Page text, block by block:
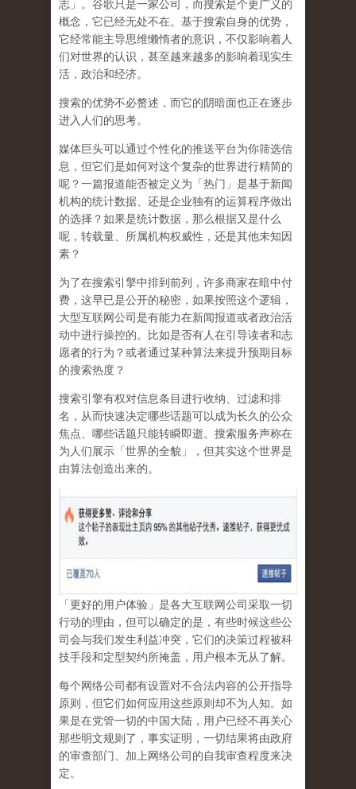
志」。谷歌只是一家公司，而搜索是个更广义的
概念，它已经无处不在。基于搜索自身的优势，
它经常能主导思维懒惰者的意识，不仅影响着人
们对世界的认识， 甚至越来越多的影响着现实生
活，政治和经济。
搜索的优势不必赘述，而它的阴暗面也正在逐步
进入人们的思考。
媒体巨头可以通过个性化的推送平台为你筛选信
息，但它们是如何对这个复杂的世界进行精简的
呢？一篇报道能否被定义为「热门」是基于新闻
机构的统计数据、还是企业独有的运算程序做出
的选择？如果是统计数据，那么根据又是什么
呢，转载量、所属机构权威性，还是其他未知因
素？
为了在搜索引擎中排到前列，许多商家在暗中付
费，这早已是公开的秘密，如果按照这个逻辑，
大型互联网公司是有能力在新闻报道或者政治活
动中进行操控的。比如是否有人在引导读者和志
愿者的行为？或者通过某种算法来提升预期目标
的搜索热度？
搜索引擎有权对信息条目进行收纳、过滤和排
名，从而快速决定哪些话题可以成为长久的公众
焦点、哪些话题只能转瞬即逝。搜索服务声称在
为人们展示「世界的全貌」，但其实这个世界是
由算法创造出来的。
「更好的用户体验」是各大互联网公司采取一切
行动的理由，但可以确定的是，有些时候这些公
司会与我们发生利益冲突，它们的决策过程被科
技手段和定型契约所掩盖，用户根本无从了解。
每个网络公司都有设置对不合法内容的公开指导
原则，但它们如何应用这些原则却不为人知。如
果是在党管一切的中国大陆，用户已经不再关心
那些明文规则了，事实证明， 一切结果将由政府
的审查部门、加上网络公司的自我审查程度来决
定。